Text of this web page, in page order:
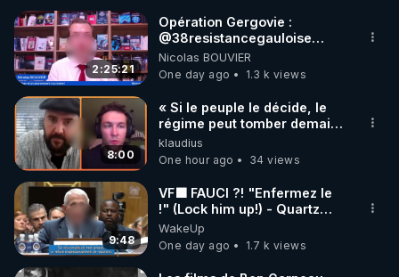
2:25:21
Opération Gergovie :
‪@38resistancegauloise‬
‪@MarionSigautOfficiel‬
‪@gladysriifard5710‬ Laëtitia
Nicolas BOUVIER
One day ago
1.3 k views
8:00
« Si le peuple le décide, le
régime peut tomber demain !
»
klaudius
One hour ago
34 views
9:48
VF🟩 FAUCI ?! "Enfermez le
!" (Lock him up!) - Quartz
Traduction
WakeUp
One day ago
1.7 k views